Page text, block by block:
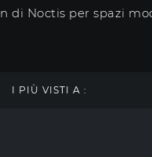
di Noctis per spazi
I PIÙ VISTI A :